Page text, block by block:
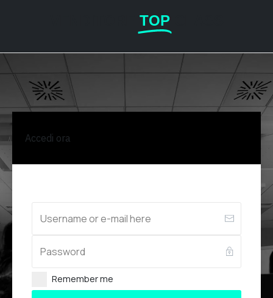
TOPCLASS
Accedi ora
Remember me